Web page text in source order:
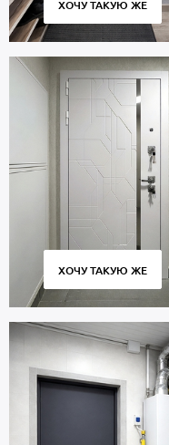
ХОЧУ ТАКУЮ ЖЕ
ХОЧУ ТАКУЮ ЖЕ